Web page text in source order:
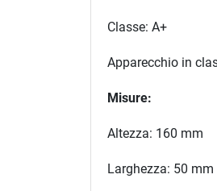
Classe: A+
Apparecchio in
Misure:
Altezza: 160 mm
Larghezza: 50 mm